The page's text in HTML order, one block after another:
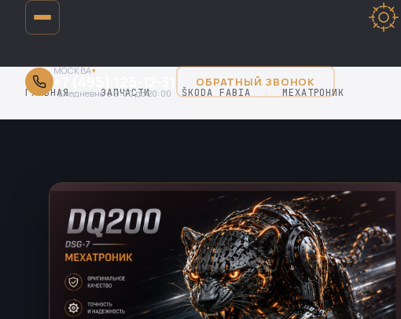
МОСКВА▾
Ежедневно с 9:00 до 20:00
ОБРАТНЫЙ ЗВОНОК
ГЛАВНАЯ › ЗАПЧАСТИ › ŠKODA FABIA МЕХАТРОНИК